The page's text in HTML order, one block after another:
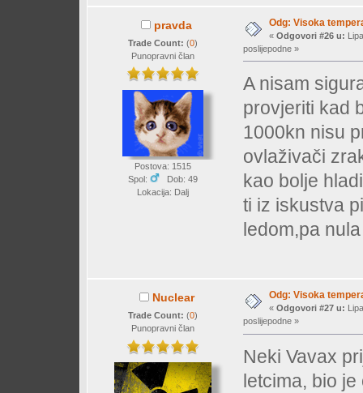
pravda
Trade Count: (0)
Punopravni član
Postova: 1515
Spol:
Dob: 49
Lokacija: Dalj
Odg: Visoka
« Odgovori #26 u:
poslijepodne »
A nisam
provjeriti kad
1000kn nisu
ovlaživači
kao bolje
ti iz iskustva
ledom,pa
Nuclear
Trade Count: (0)
Punopravni član
Odg: Visoka
« Odgovori #27 u:
poslijepodne »
Neki Vavax
letcima, bio